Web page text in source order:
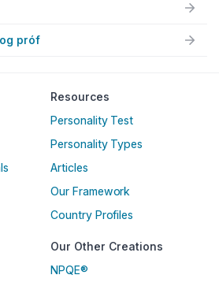
próf
Resources
Personality Test
Personality Types
Articles
Our Framework
Country Profiles
Our Other Creations
NPQE®